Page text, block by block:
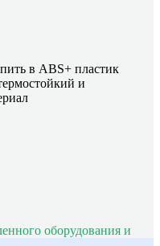
в ABS+ пластик
и